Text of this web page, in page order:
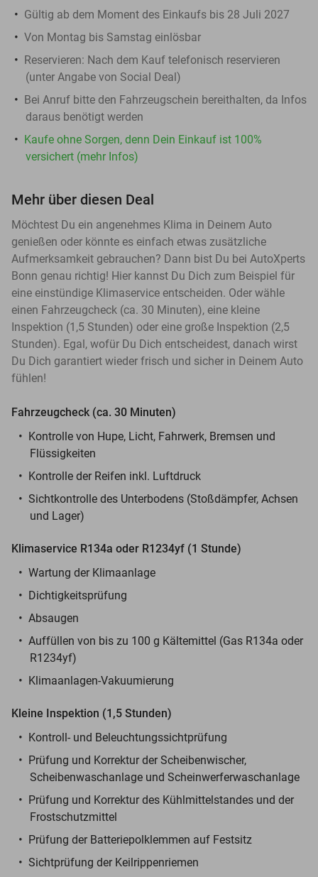
Gültig ab dem Moment des Einkaufs bis 28 Juli 2027
Von Montag bis Samstag einlösbar
Reservieren: Nach dem Kauf telefonisch reservieren
(unter Angabe von Social Deal)
Bei Anruf bitte den Fahrzeugschein bereithalten, da Infos
daraus benötigt werden
Kaufe ohne Sorgen, denn Dein Einkauf ist 100%
versichert (mehr Infos)
Mehr über diesen Deal
Möchtest Du ein angenehmes Klima in Deinem Auto
genießen oder könnte es einfach etwas zusätzliche
Aufmerksamkeit gebrauchen? Dann bist Du bei AutoXperts
Bonn genau richtig! Hier kannst Du Dich zum Beispiel für
eine einstündige Klimaservice entscheiden. Oder wähle
einen Fahrzeugcheck (ca. 30 Minuten), eine kleine
Inspektion (1,5 Stunden) oder eine große Inspektion (2,5
Stunden). Egal, wofür Du Dich entscheidest, danach wirst
Du Dich garantiert wieder frisch und sicher in Deinem Auto
fühlen!
Fahrzeugcheck (ca. 30 Minuten)
Kontrolle von Hupe, Licht, Fahrwerk, Bremsen und
Flüssigkeiten
Kontrolle der Reifen inkl. Luftdruck
Sichtkontrolle des Unterbodens (Stoßdämpfer, Achsen
und Lager)
Klimaservice R134a oder R1234yf (1 Stunde)
Wartung der Klimaanlage
Dichtigkeitsprüfung
Absaugen
Auffüllen von bis zu 100 g Kältemittel (Gas R134a oder
R1234yf)
Klimaanlagen-Vakuumierung
Kleine Inspektion (1,5 Stunden)
Kontroll- und Beleuchtungssichtprüfung
Prüfung und Korrektur der Scheibenwischer,
Scheibenwaschanlage und Scheinwerferwaschanlage
Prüfung und Korrektur des Kühlmittelstandes und der
Frostschutzmittel
Prüfung der Batteriepolklemmen auf Festsitz
Sichtprüfung der Keilrippenriemen